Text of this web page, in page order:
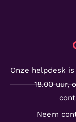
Onze helpdesk
18.00 uur,
Neem